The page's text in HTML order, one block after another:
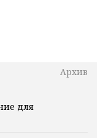
Архив
для